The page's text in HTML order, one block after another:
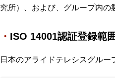
究所）、および、グループ内の
ISO 14001認証登録範囲
日本のアライドテレシスグルー